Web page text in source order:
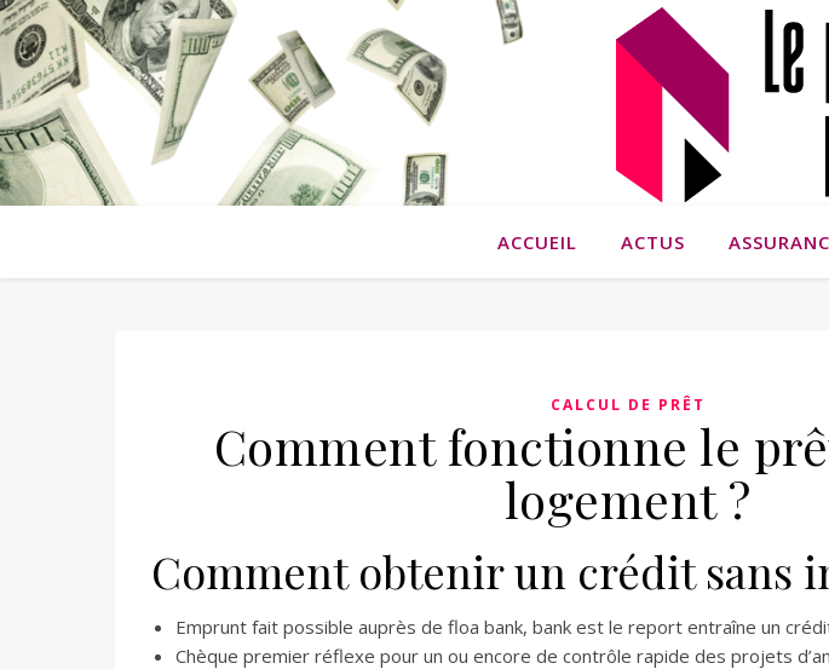
ACCUEIL ACTUS
CALCUL DE PRÊT
Comment fonctionne le
logement ?
Comment obtenir un crédit sans
Emprunt fait possible auprès de floa bank, bank est le report entraîne un
Chèque premier réflexe pour un ou encore de contrôle rapide des projets